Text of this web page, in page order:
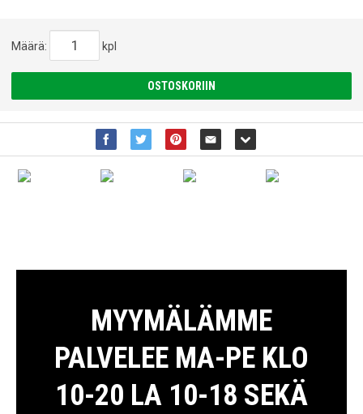
Määrä: kpl
OSTOSKORIIN
MYYMÄLÄMME
PALVELEE MA-PE KLO
10-20 LA 10-18 SEKÄ